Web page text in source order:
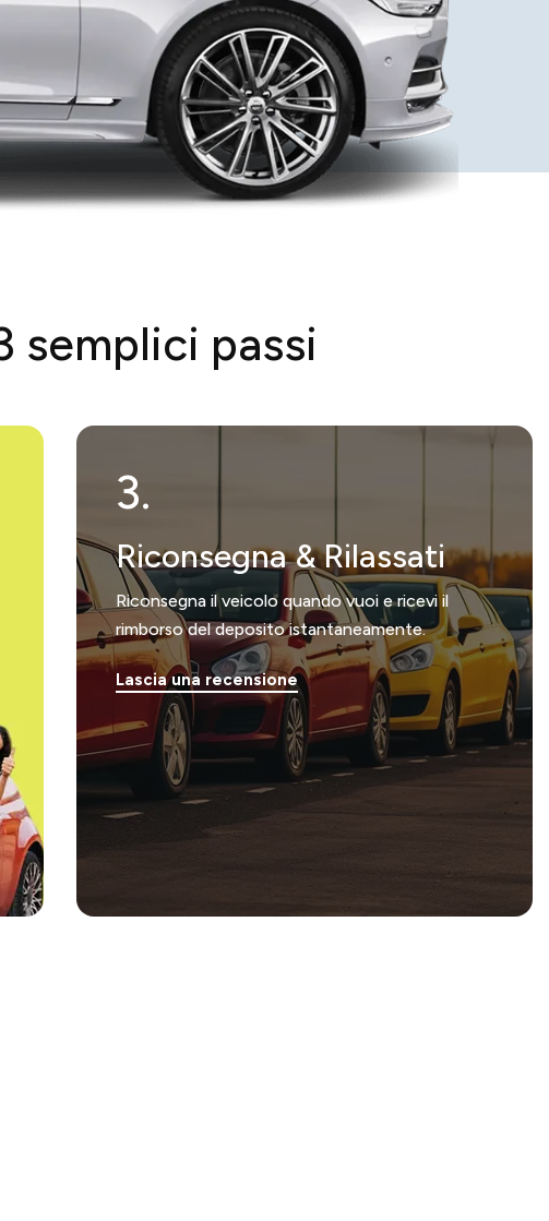
semplici passi
3.
Riconsegna & Rilassati
Riconsegna il veicolo quando vuoi e ricevi il
rimborso del deposito istantaneamente.
Lascia una recensione